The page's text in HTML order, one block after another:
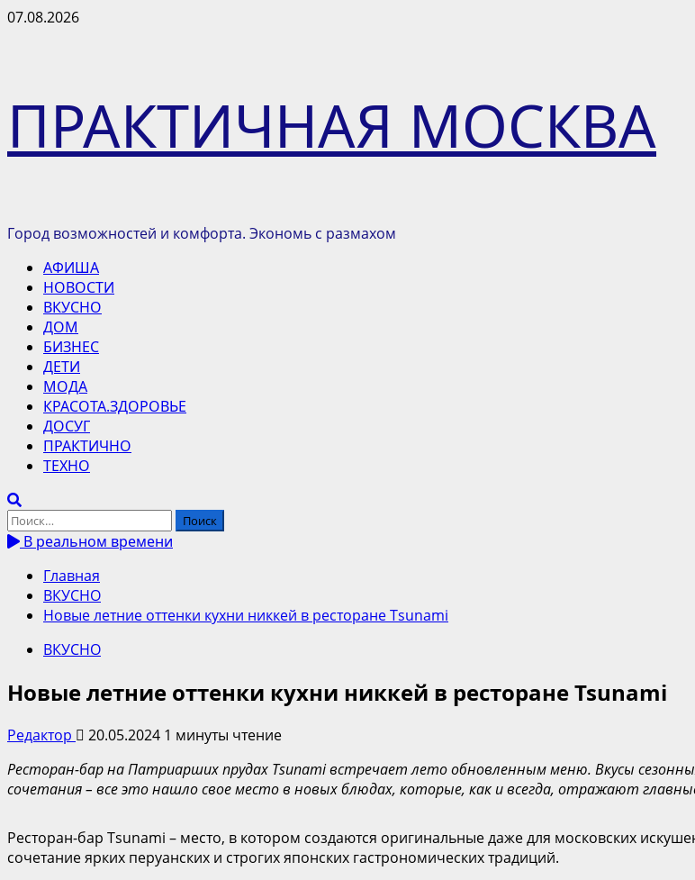
Перейти
07.08.2026
ПРАКТИЧНАЯ МОСКВА
Город возможностей и комфорта. Экономь с размахом
Основное
меню
АФИША
НОВОСТИ
ВКУСНО
ДОМ
БИЗНЕС
ДЕТИ
МОДА
КРАСОТА.ЗДОРОВЬЕ
ДОСУГ
ПРАКТИЧНО
ТЕХНО
Найти:
В реальном времени
Главная
ВКУСНО
Новые летние оттенки кухни никкей в ресторане Tsunami
ВКУСНО
Новые летние оттенки кухни никкей в ресторане Tsunami
Редактор 20.05.2024 1 минуты чтение
Ресторан-бар на Патриарших прудах Tsunami встречает лето обновленным меню. Вкусы
сочетания – все это нашло свое место в новых блюдах, которые, как и всегда, отражают
Ресторан-бар Tsunami – место, в котором создаются оригинальные даже для московских
сочетание ярких перуанских и строгих японских гастрономических традиций.